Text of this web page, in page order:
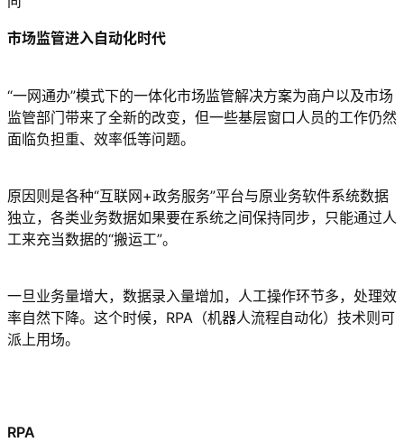
市场监管进入自动化时代
“一网通办”模式下的一体化市场监管解决方案为商户以及市场
监管部门带来了全新的改变，但一些基层窗口人员的工作仍然
面临负担重、效率低等问题。
原因则是各种“互联网+政务服务”平台与原业务软件系统数据
独立，各类业务数据如果要在系统之间保持同步，只能通过人
工来充当数据的“搬运工”。
一旦业务量增大，数据录入量增加，人工操作环节多，处理效
率自然下降。这个时候，RPA（机器人流程自动化）技术则可
派上用场。
RPA